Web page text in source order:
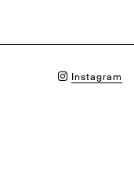
Instagram